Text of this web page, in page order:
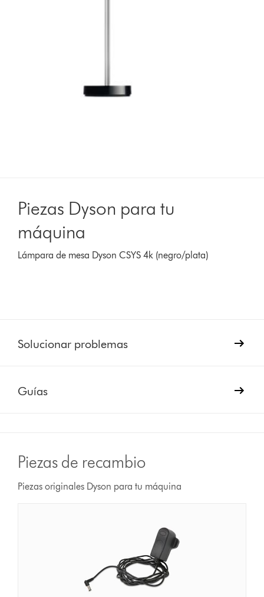
Piezas Dyson para tu
máquina
Lámpara de mesa Dyson CSYS 4k (negro/plata)
Solucionar problemas
Guías
Piezas de recambio
Piezas originales Dyson para tu máquina